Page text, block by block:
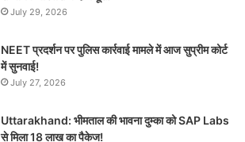
July 29, 2026
NEET प्रदर्शन पर पुलिस कार्रवाई मामले में आज सुप्रीम कोर्ट
में सुनवाई!
July 27, 2026
Uttarakhand: भीमताल की भावना दुम्का को SAP Labs
से मिला 18 लाख का पैकेज!